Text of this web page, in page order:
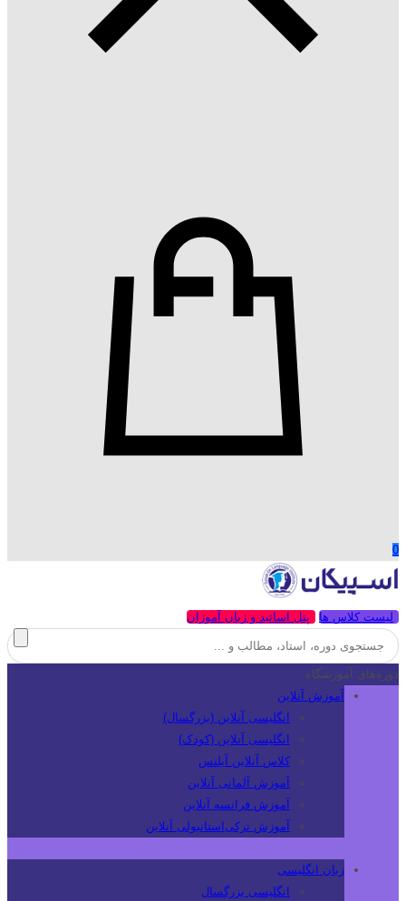
0
لیست کلاس ها پنل اساتید و زبان آموزان
دوره‌های آموزشگاه
آموزش آنلاین
انگلیسی آنلاین (بزرگسال)
انگلیسی آنلاین (کودک)
کلاس آنلاین آیلتس
آموزش آلمانی آنلاین
آموزش فرانسه آنلاین
آموزش ترکی‌استانبولی آنلاین
زبان انگلیسی
انگلیسی بزرگسال